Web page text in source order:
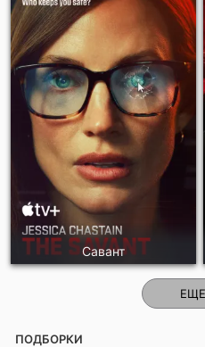
Савант
ЕЩЕ
ПОДБОРКИ